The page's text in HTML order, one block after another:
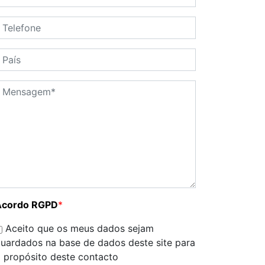
RGPD*
Aceito que os meus dados sejam
na base de dados deste site para
propósito deste contacto